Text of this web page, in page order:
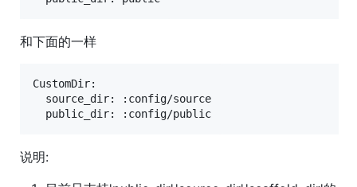
和下面的一样
CustomDir:
  source_dir: :config/source
说明: